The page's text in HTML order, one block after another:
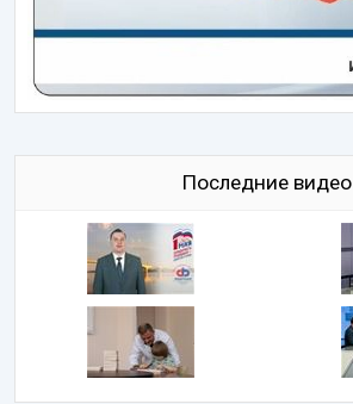
Последние видео